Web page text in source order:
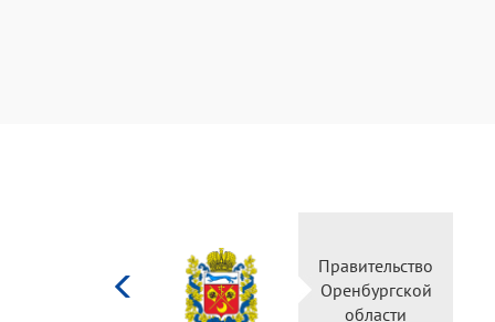
Правительство
Оренбургской
области